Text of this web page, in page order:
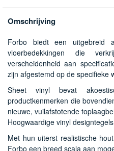
Omschrijving
Forbo biedt een uitgebreid
vloerbedekkingen die
verscheidenheid aan
zijn afgestemd op de specifieke
Sheet vinyl bevat
productkenmerken die
nieuwe, vuilafstotende
Hoogwaardige vinyl
Met hun uiterst realistische
Forbo een breed scala aan
de
afbeeldingen-